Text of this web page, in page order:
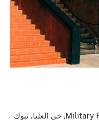
العنوان: العليا، Military Road West Airport, حي العليا، تبوك